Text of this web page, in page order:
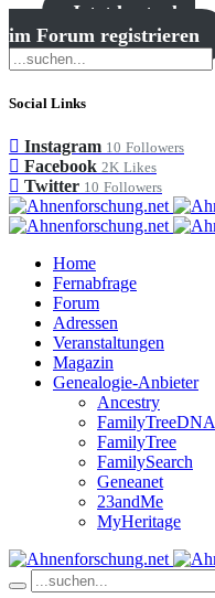
Jetzt kostenlos
im Forum registrieren
Social Links
Instagram 10 Followers
Facebook 2K Likes
Twitter 10 Followers
Home
Fernabfrage
Forum
Adressen
Veranstaltungen
Magazin
Genealogie-Anbieter
Ancestry
FamilyTreeDNA
FamilyTree
FamilySearch
Geneanet
23andMe
MyHeritage